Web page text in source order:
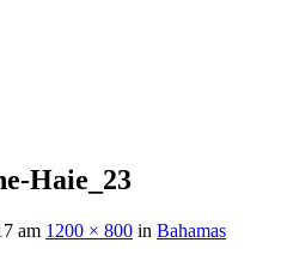
Haie_23
am 1200 × 800 in Bahamas